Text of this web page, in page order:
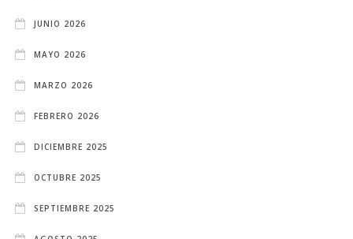
JUNIO 2026
MAYO 2026
MARZO 2026
FEBRERO 2026
DICIEMBRE 2025
OCTUBRE 2025
SEPTIEMBRE 2025